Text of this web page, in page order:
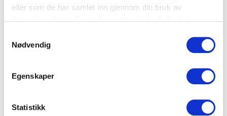
eller som de har samlet inn gjennom din bruk av
Nødvendig
Egenskaper
Statistikk